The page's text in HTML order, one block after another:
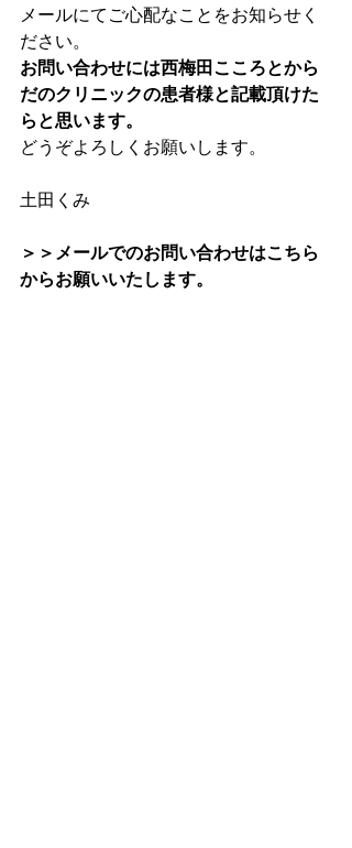
メールにてご心配なことをお知らせく
ださい。
お問い合わせには西梅田こころとから
だのクリニックの患者様と記載頂けた
らと思います。
どうぞよろしくお願いします。
土田くみ
＞＞メールでのお問い合わせはこちら
からお願いいたします。